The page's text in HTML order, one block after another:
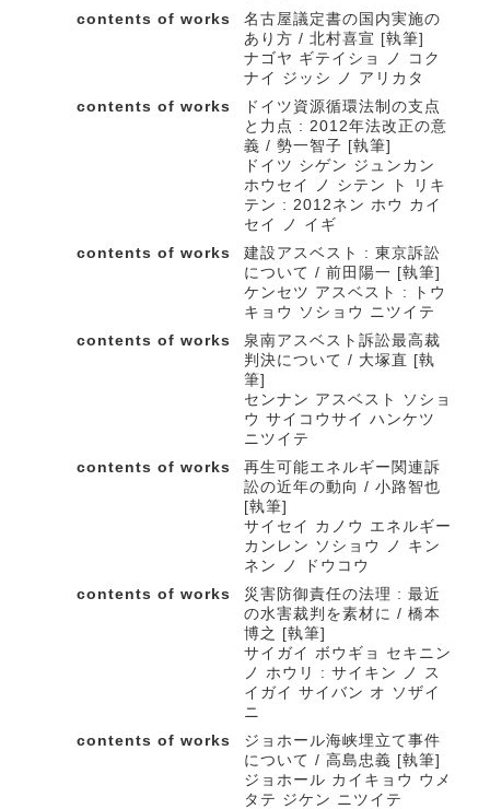
contents of works
名古屋議定書の国内実施の
あり方 / 北村喜宣 [執筆]
ナゴヤ ギテイショ ノ コク
ナイ ジッシ ノ アリカタ
contents of works
ドイツ資源循環法制の支点
と力点 : 2012年法改正の意
義 / 勢一智子 [執筆]
ドイツ シゲン ジュンカン
ホウセイ ノ シテン ト リキ
テン : 2012ネン ホウ カイ
セイ ノ イギ
contents of works
建設アスベスト : 東京訴訟
について / 前田陽一 [執筆]
ケンセツ アスベスト : トウ
キョウ ソショウ ニツイテ
contents of works
泉南アスベスト訴訟最高裁
判決について / 大塚直 [執
筆]
センナン アスベスト ソショ
ウ サイコウサイ ハンケツ
ニツイテ
contents of works
再生可能エネルギー関連訴
訟の近年の動向 / 小路智也
[執筆]
サイセイ カノウ エネルギー
カンレン ソショウ ノ キン
ネン ノ ドウコウ
contents of works
災害防御責任の法理 : 最近
の水害裁判を素材に / 橋本
博之 [執筆]
サイガイ ボウギョ セキニン
ノ ホウリ : サイキン ノ ス
イガイ サイバン オ ソザイ
ニ
contents of works
ジョホール海峡埋立て事件
について / 高島忠義 [執筆]
ジョホール カイキョウ ウメ
タテ ジケン ニツイテ